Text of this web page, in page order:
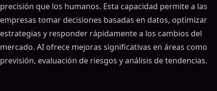
precisión que los humanos. Esta capacidad permite a las
empresas tomar decisiones basadas en datos, optimizar
estrategias y responder rápidamente a los cambios del
mercado. AI ofrece mejoras significativas en áreas como
previsión, evaluación de riesgos y análisis de tendencias.